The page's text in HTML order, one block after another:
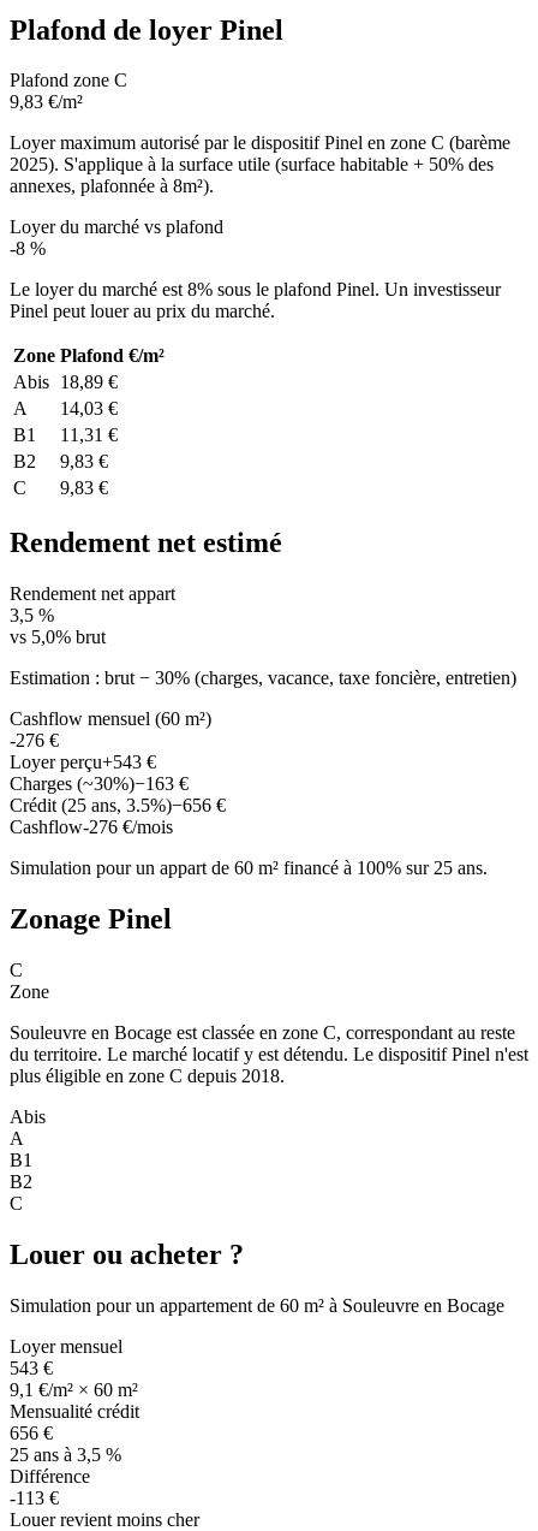
Plafond de loyer Pinel
Plafond zone C
9,83 €/m²
Loyer maximum autorisé par le dispositif Pinel en zone C (barème
2025). S'applique à la surface utile (surface habitable + 50% des
annexes, plafonnée à 8m²).
Loyer du marché vs plafond
-8 %
Le loyer du marché est 8% sous le plafond Pinel. Un investisseur
Pinel peut louer au prix du marché.
Zone Plafond €/m²
Abis 18,89 €
A
14,03 €
B1
11,31 €
B2
9,83 €
C
9,83 €
Rendement net estimé
Rendement net appart
3,5 %
vs 5,0% brut
Estimation : brut − 30% (charges, vacance, taxe foncière, entretien)
Cashflow mensuel (60 m²)
-276 €
Loyer perçu+543 €
Charges (~30%)−163 €
Crédit (25 ans, 3.5%)−656 €
Cashflow-276 €/mois
Simulation pour un appart de 60 m² financé à 100% sur 25 ans.
Zonage Pinel
C
Zone
Souleuvre en Bocage est classée en zone C, correspondant au reste
du territoire. Le marché locatif y est détendu. Le dispositif Pinel n'est
plus éligible en zone C depuis 2018.
Abis
A
B1
B2
C
Louer ou acheter ?
Simulation pour un appartement de 60 m² à Souleuvre en Bocage
Loyer mensuel
543 €
9,1 €/m² × 60 m²
Mensualité crédit
656 €
25 ans à 3,5 %
Différence
-113 €
Louer revient moins cher